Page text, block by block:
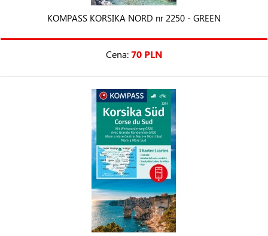
KOMPASS KORSIKA NORD nr 2250 - GREEN
Cena:70 PLN